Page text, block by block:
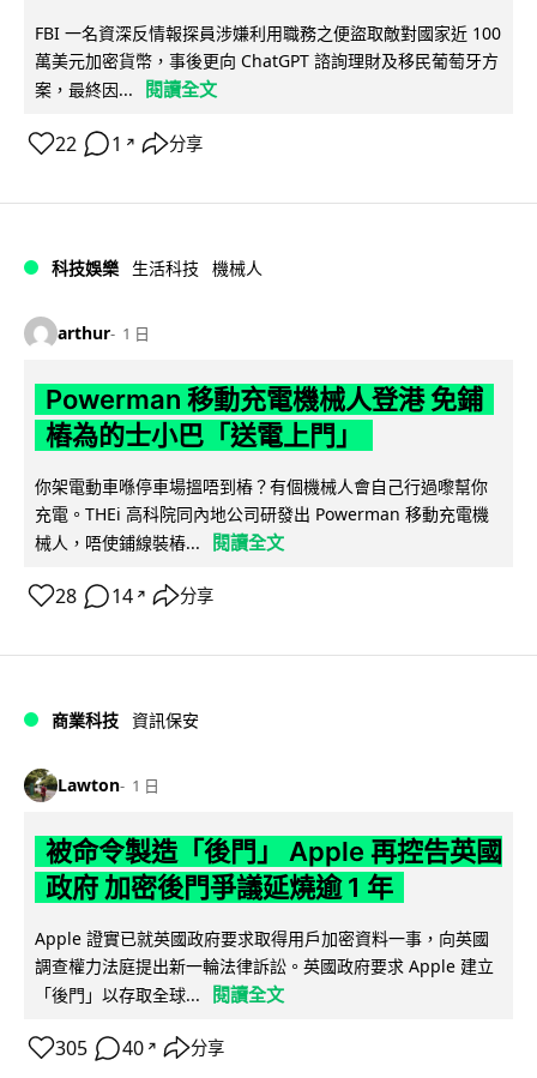
FBI 一名資深反情報探員涉嫌利用職務之便盜取敵對國家近 100
萬美元加密貨幣，事後更向 ChatGPT 諮詢理財及移民葡萄牙方
案，最終因...
閱讀全文
22 1 ↗ 分享
科技娛樂 生活科技 機械人
arthur 1 日
Powerman 移動充電機械人登港 免鋪
樁為的士小巴「送電上門」
你架電動車喺停車場搵唔到樁？有個機械人會自己行過嚟幫你
充電。THEi 高科院同內地公司研發出 Powerman 移動充電機
械人，唔使鋪線裝樁...
閱讀全文
28 14 ↗ 分享
商業科技 資訊保安
Lawton 1 日
被命令製造「後門」 Apple 再控告英國
政府 加密後門爭議延燒逾 1 年
Apple 證實已就英國政府要求取得用戶加密資料一事，向英國
調查權力法庭提出新一輪法律訴訟。英國政府要求 Apple 建立
「後門」以存取全球...
閱讀全文
305 40 ↗ 分享